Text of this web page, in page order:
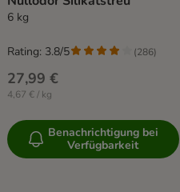
6 kg
27,99 €
4,67 € / kg
Rating: 3.8/5 (286)
Benachrichtigung bei
Verfügbarkeit